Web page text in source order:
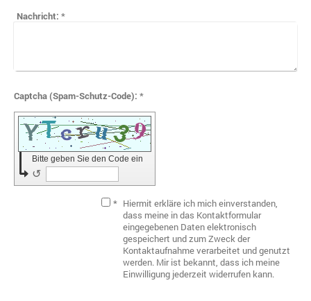
Nachricht: *
Captcha (Spam-Schutz-Code): *
Bitte geben Sie den Code ein
↺
* Hiermit erkläre ich mich einverstanden,
dass meine in das Kontaktformular
eingegebenen Daten elektronisch
gespeichert und zum Zweck der
Kontaktaufnahme verarbeitet und genutzt
werden. Mir ist bekannt, dass ich meine
Einwilligung jederzeit widerrufen kann.